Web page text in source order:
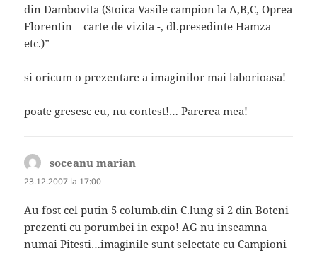
din Dambovita (Stoica Vasile campion la A,B,C, Oprea
Florentin – carte de vizita -, dl.presedinte Hamza
etc.)”
si oricum o prezentare a imaginilor mai laborioasa!
poate gresesc eu, nu contest!… Parerea mea!
soceanu marian
23.12.2007 la 17:00
Au fost cel putin 5 columb.din C.lung si 2 din Boteni
prezenti cu porumbei in expo! AG nu inseamna
numai Pitesti…imaginile sunt selectate cu Campioni